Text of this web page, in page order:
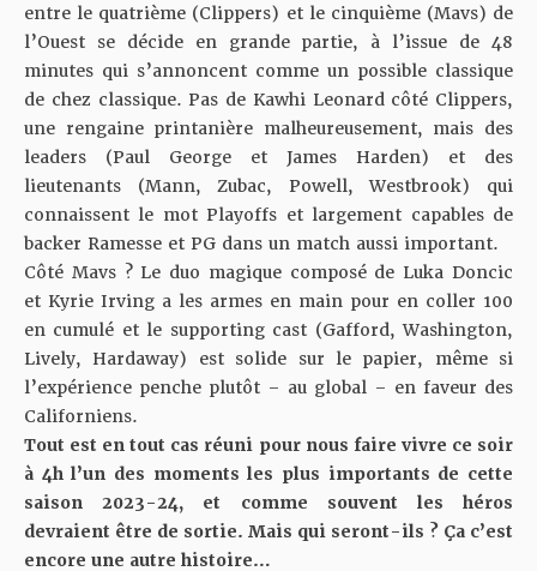
entre le quatrième (Clippers) et le cinquième (Mavs) de
l’Ouest se décide en grande partie, à l’issue de 48
minutes qui s’annoncent comme un possible classique
de chez classique. Pas de Kawhi Leonard côté Clippers,
une rengaine printanière malheureusement, mais des
leaders (Paul George et James Harden) et des
lieutenants (Mann, Zubac, Powell, Westbrook) qui
connaissent le mot Playoffs et largement capables de
backer Ramesse et PG dans un match aussi important.
Côté Mavs ? Le duo magique composé de Luka Doncic
et Kyrie Irving a les armes en main pour en coller 100
en cumulé et le supporting cast (Gafford, Washington,
Lively, Hardaway) est solide sur le papier, même si
l’expérience penche plutôt – au global – en faveur des
Californiens.
Tout est en tout cas réuni pour nous faire vivre ce soir
à 4h l’un des moments les plus importants de cette
saison 2023-24, et comme souvent les héros
devraient être de sortie. Mais qui seront-ils ? Ça c’est
encore une autre histoire…